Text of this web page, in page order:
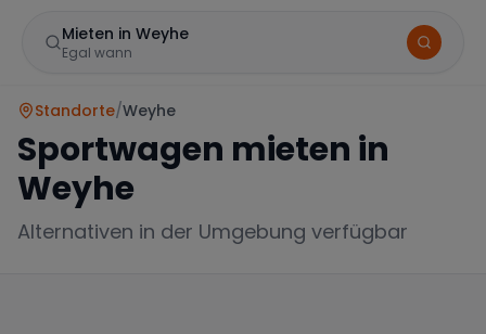
Mieten in Weyhe
Egal wann
Standorte/Weyhe
Sportwagen mieten in
Weyhe
Alternativen in der Umgebung verfügbar